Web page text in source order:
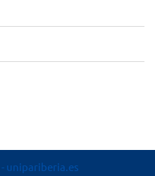
- unipariberia.es